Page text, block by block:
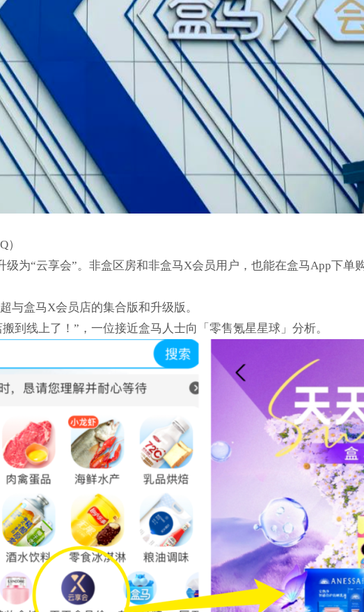
级为“云享会”。非盒区房和非盒马X会员用户，也能在盒马App下
与盒马X会员店的集合版和升级版。
到线上了！”，一位接近盒马人士向「零售氪星星球」分析。